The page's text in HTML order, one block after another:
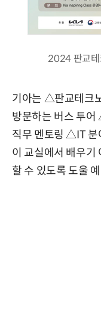
2024 판교테
기아는 △판교테크
방문하는 버스 투
직무 멘토링 △IT 분
이 교실에서 배우기
할 수 있도록 도울